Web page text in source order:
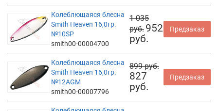
Колеблющаяся блесна
Smith Heaven 16,0гр.
№10SP
smith00-00004700
1 035
руб. 952
руб.
Предзаказ
Колеблющаяся блесна
Smith Heaven 16,0гр.
№12AGM
smith00-00007796
899 руб.
827
руб.
Предзаказ